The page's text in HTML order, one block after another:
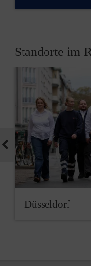
Standorte im
Düsseldorf